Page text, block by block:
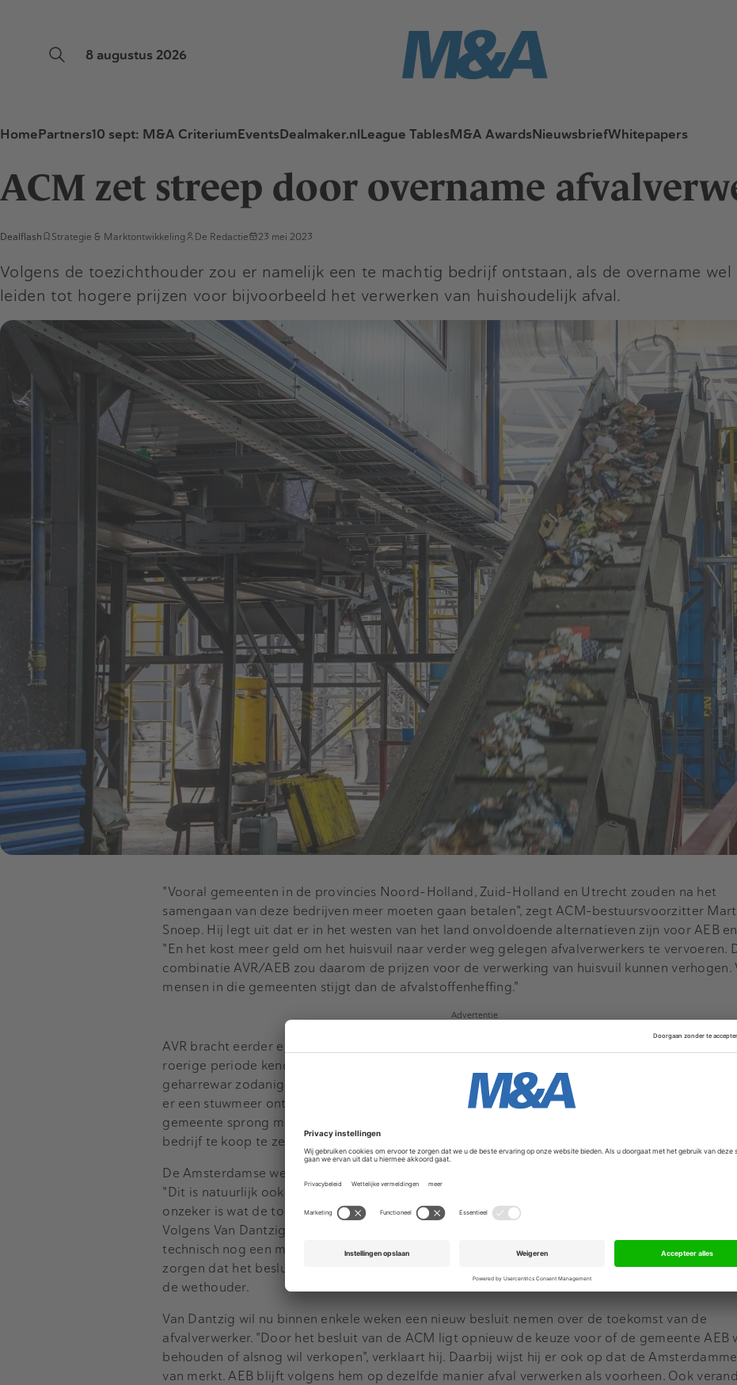
8 augustus 2026
HomePartners10 sept: M&A CriteriumEventsDealmaker.nlLeague TablesM&A AwardsNieuwsbriefWhitepapers
ACM zet streep door overname
Dealflash Strategie & Marktontwikkeling De Redactie 23 mei 2023
Volgens de toezichthouder zou er namelijk een te machtig bedrijf ontstaan, als de overname
leiden tot hogere prijzen voor bijvoorbeeld het verwerken van huishoudelijk afval.
"Vooral gemeenten in de provincies Noord-Holland, Zuid-Holland en Utrecht zouden na het
samengaan van deze bedrijven meer moeten gaan betalen", zegt ACM-bestuursvoorzitter
Snoep. Hij legt uit dat er in het westen van het land onvoldoende alternatieven zijn voor AEB en
"En het kost meer geld om het huisvuil naar verder weg gelegen afvalverwerkers te vervoeren.
combinatie AVR/AEB zou daarom de prijzen voor de verwerking van huisvuil kunnen verhogen.
mensen in die gemeenten stijgt dan de afvalstoffenheffing."
Advertentie
AVR bracht eerder een bod van 450 miljoen euro uit op de Amsterdamse branchegenoot, die
roerige periode kende. In 2019 kwam het bedrijf door onder meer achterstallig onderhoud en
geharrewar zodanig in het nauw, dat vier van de zes verbrandingsovens moesten worden
er een stuwmeer ontstond aan afval vanuit Amsterdam, maar ook andere delen van het land. De
gemeente sprong meermalen financieel bij om AEB overeind te houden en besloot uiteindelijk
bedrijf te koop te zetten.
De Amsterdamse wethouder Reinier van Dantzig betreurt het oordeel van de
"Dit is natuurlijk ook voor AEB en haar medewerkers heel vervelend. Als uitkomst en omdat nu
onzeker is wat de toekomst voor AEB is", schrijf hij in een brief aan de gemeenteraad van de
Volgens Van Dantzig is de gemeente het niet met de redenatie van de ACM eens. Maar hoewel
technisch nog een mogelijkheid bestaat voor AVR om in beroep te gaan zou dat beroep er niet
zorgen dat het besluit van de ACM wordt opgeschort. De deal gaat daarom definitief niet door,
de wethouder.
Van Dantzig wil nu binnen enkele weken een nieuw besluit nemen over de toekomst van de
afvalverwerker. "Door het besluit van de ACM ligt opnieuw de keuze voor of de gemeente AEB
behouden of alsnog wil verkopen", verklaart hij. Daarbij wijst hij er ook op dat de
van merkt. AEB blijft volgens hem op dezelfde manier afval verwerken als voorheen. Ook